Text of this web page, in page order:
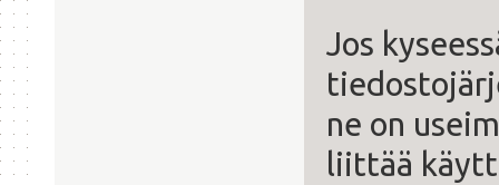
Jos
ne on
liittää